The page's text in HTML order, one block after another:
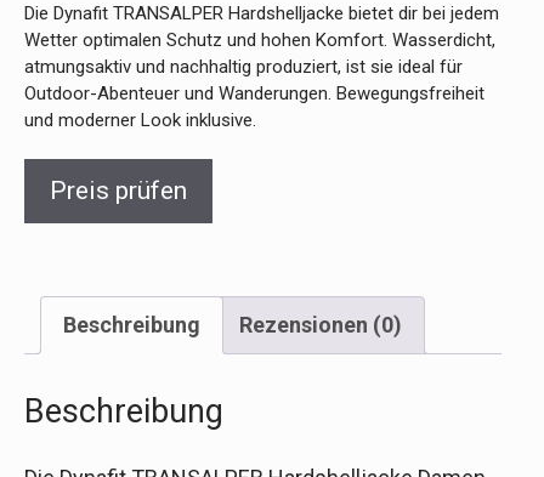
Die Dynafit TRANSALPER Hardshelljacke bietet dir bei jedem
Wetter optimalen Schutz und hohen Komfort. Wasserdicht,
atmungsaktiv und nachhaltig produziert, ist sie ideal für
Outdoor-Abenteuer und Wanderungen. Bewegungsfreiheit
und moderner Look inklusive.
Preis prüfen
Beschreibung Rezensionen (0)
Beschreibung